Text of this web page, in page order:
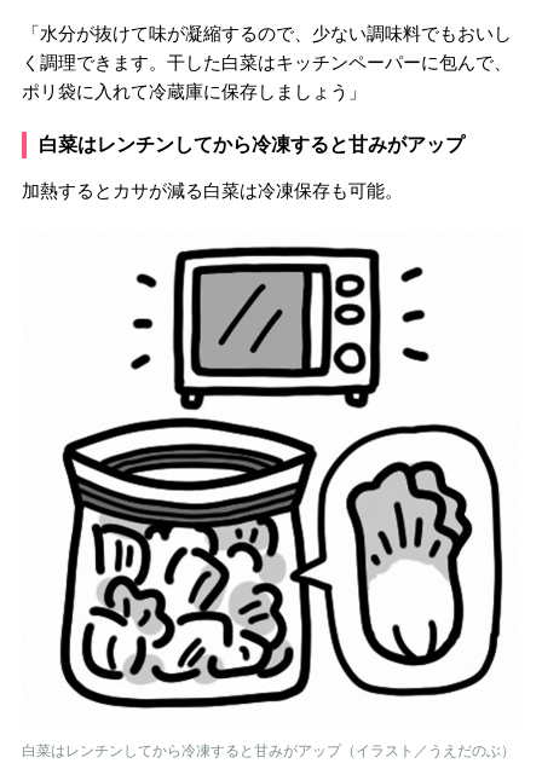
「水分が抜けて味が凝縮するので、少ない調味料でもおいし
く調理できます。干した白菜はキッチンペーパーに包んで、
ポリ袋に入れて冷蔵庫に保存しましょう」
白菜はレンチンしてから冷凍すると甘みがアップ
加熱するとカサが減る白菜は冷凍保存も可能。
白菜はレンチンしてから冷凍すると甘みがアップ（イラスト／うえだのぶ）